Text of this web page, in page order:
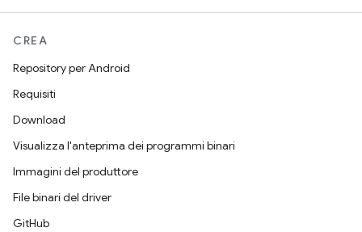
CREA
Repository per Android
Requisiti
Download
Visualizza l'anteprima dei programmi binari
Immagini del produttore
File binari del driver
GitHub